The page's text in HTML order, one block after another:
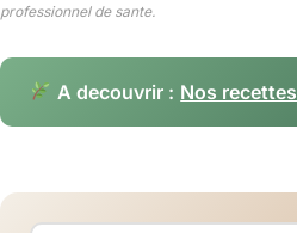
professionnel de sante.
A decouvrir : Nos recettes